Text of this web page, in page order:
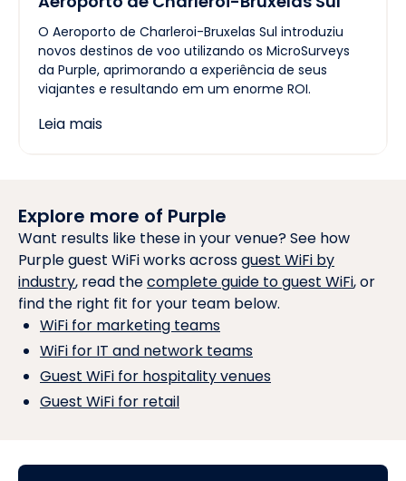
O Aeroporto de Charleroi-Bruxelas Sul introduziu
novos destinos de voo utilizando os MicroSurveys
da Purple, aprimorando a experiência de seus
viajantes e resultando em um enorme ROI.
Leia mais
Explore more of Purple
Want results like these in your venue? See how
Purple guest WiFi works acrossguest WiFi by
industry, read thecomplete guide to guest WiFi, or
find the right fit for your team below.
WiFi for marketing teams
WiFi for IT and network teams
Guest WiFi for hospitality venues
Guest WiFi for retail